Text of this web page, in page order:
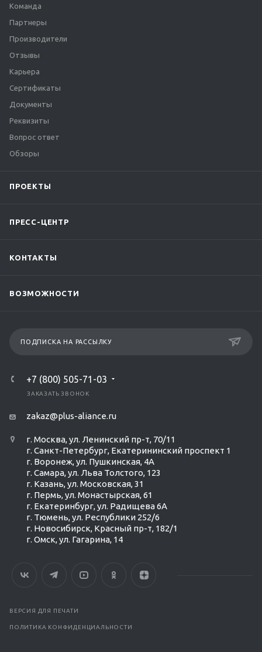
Команда
Партнеры
Производители
Отзывы
Карьера
Сертификаты
Документы
Реквизиты
Вопрос ответ
Обзоры
ПРОЕКТЫ
ПРЕСС-ЦЕНТР
КОНТАКТЫ
ВОЗМОЖНОСТИ
ПОДПИСКА НА РАССЫЛКУ
+7 (800) 505-71-03
ЗАКАЗАТЬ ЗВОНОК
zakaz@plus-aliance.ru
г. Москва, ул. Ленинский пр-т, 70/11
г. Санкт-Петербург, Екатерининский проспект 1
г. Воронеж, ул. Пушкинская, 4А
г. Самара, ул. Льва Толстого, 123
г. Казань, ул. Московская, 31
г. Пермь, ул. Монастырская, 61
г. Екатеринбург, ул. Радищева 6А
г. Тюмень, ул. Республики 252/6
г. Новосибирск, Красный пр-т, 182/1
г. Омск, ул. ​Гагарина, 14
ВЕРСИЯ ДЛЯ ПЕЧАТИ
ПОЛИТИКА КОНФИДЕНЦИАЛЬНОСТИ